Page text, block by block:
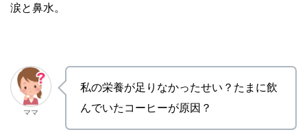
涙と鼻水。
ママ
私の栄養が足りなかったせい？たまに飲
んでいたコーヒーが原因？